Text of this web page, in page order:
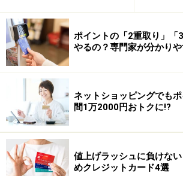
の場合）になります。
使いやすいのはJAL、そのワ
ワケ1：貯まるのは「マイル」につき
JALカードでのショッピング利用では
るために、各クレジットカード会社の
がありません。
ポイントの「2重取り」「
やるの？専門家が分かりや
ネットショッピングでも
間1万2000円おトクに!?
値上げラッシュに負けな
めクレジットカード4選